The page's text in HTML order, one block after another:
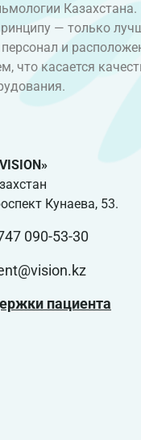
— только
и
что касается
Кунаева, 53.
090-53-30
пациента